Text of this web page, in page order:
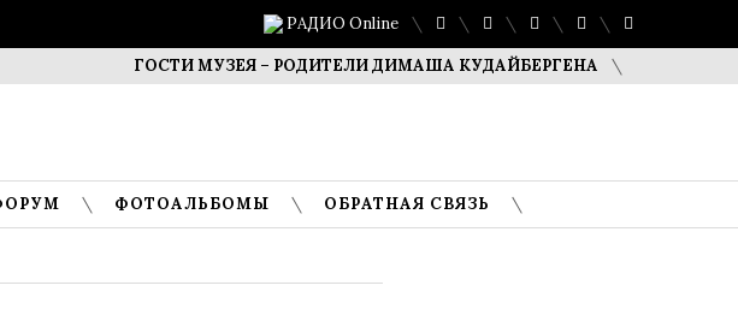
РАДИО Online
ГОСТИ МУЗЕЯ – РОДИТЕЛИ ДИМАША КУДАЙБЕРГЕНА САФУАН
ФОТОАЛЬБОМЫ ОБРАТНАЯ СВЯЗЬ